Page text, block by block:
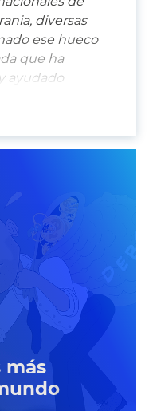
diversas
ese hueco
que ha
ayudado
más